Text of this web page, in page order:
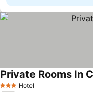
3 EstrelasHotel
Private Rooms In